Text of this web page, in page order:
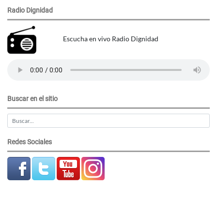
Radio Dignidad
Escucha en vivo Radio Dignidad
Buscar en el sitio
Redes Sociales